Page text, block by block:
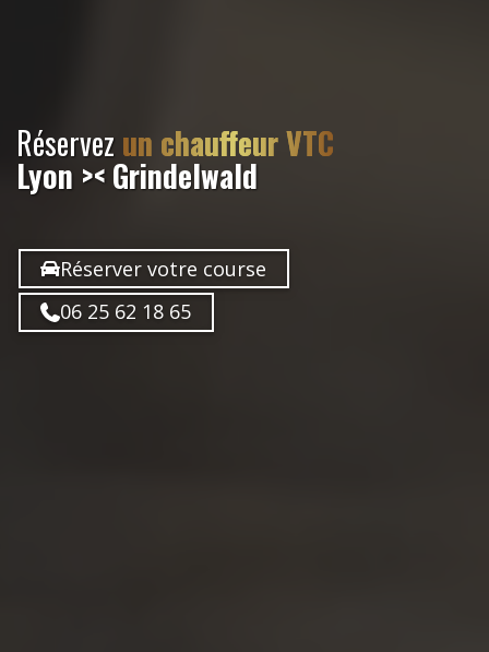
Réservez un chauffeur VTC
Lyon >< Grindelwald
Réserver votre course
06 25 62 18 65